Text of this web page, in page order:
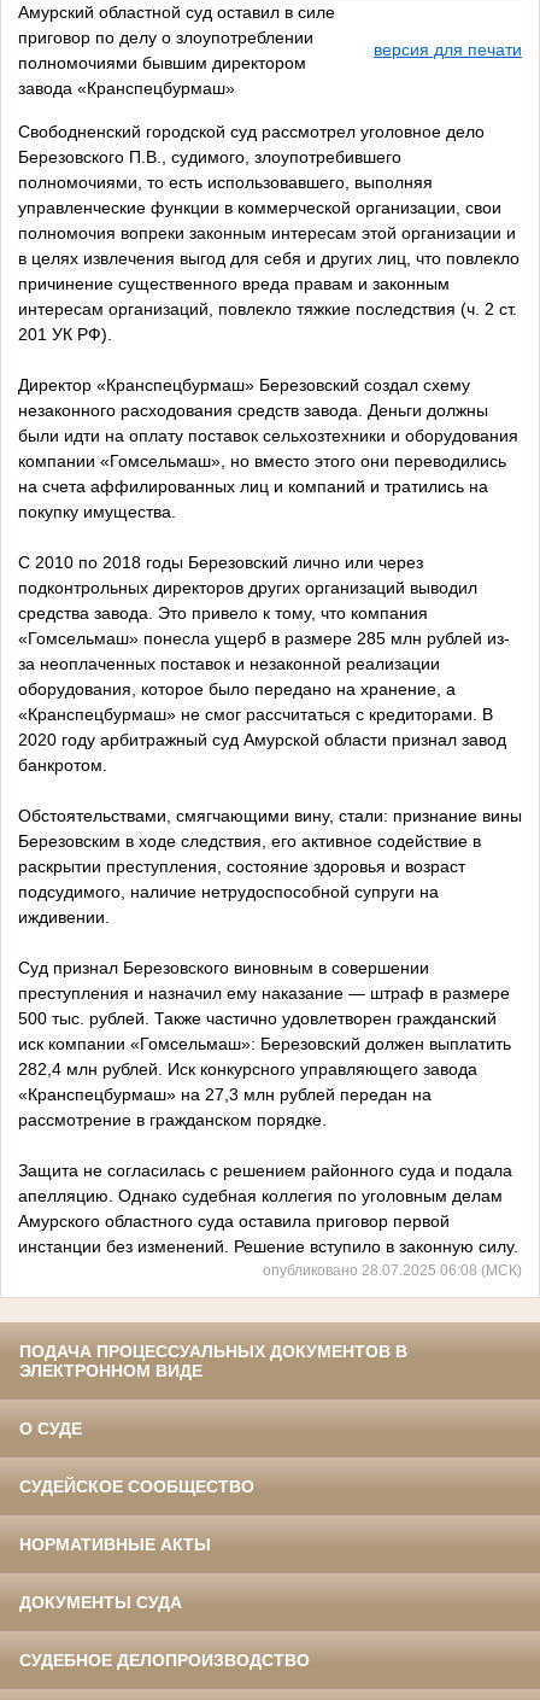
Амурский областной суд оставил в силе
приговор по делу о злоупотреблении
полномочиями бывшим директором
завода «Кранспецбурмаш»
версия для печати
Свободненский городской суд рассмотрел уголовное дело
Березовского П.В., судимого, злоупотребившего
полномочиями, то есть использовавшего, выполняя
управленческие функции в коммерческой организации, свои
полномочия вопреки законным интересам этой организации и
в целях извлечения выгод для себя и других лиц, что повлекло
причинение существенного вреда правам и законным
интересам организаций, повлекло тяжкие последствия (ч. 2 ст.
201 УК РФ).
Директор «Кранспецбурмаш» Березовский создал схему
незаконного расходования средств завода. Деньги должны
были идти на оплату поставок сельхозтехники и оборудования
компании «Гомсельмаш», но вместо этого они переводились
на счета аффилированных лиц и компаний и тратились на
покупку имущества.
С 2010 по 2018 годы Березовский лично или через
подконтрольных директоров других организаций выводил
средства завода. Это привело к тому, что компания
«Гомсельмаш» понесла ущерб в размере 285 млн рублей из-
за неоплаченных поставок и незаконной реализации
оборудования, которое было передано на хранение, а
«Кранспецбурмаш» не смог рассчитаться с кредиторами. В
2020 году арбитражный суд Амурской области признал завод
банкротом.
Обстоятельствами, смягчающими вину, стали: признание вины
Березовским в ходе следствия, его активное содействие в
раскрытии преступления, состояние здоровья и возраст
подсудимого, наличие нетрудоспособной супруги на
иждивении.
Суд признал Березовского виновным в совершении
преступления и назначил ему наказание — штраф в размере
500 тыс. рублей. Также частично удовлетворен гражданский
иск компании «Гомсельмаш»: Березовский должен выплатить
282,4 млн рублей. Иск конкурсного управляющего завода
«Кранспецбурмаш» на 27,3 млн рублей передан на
рассмотрение в гражданском порядке.
Защита не согласилась с решением районного суда и подала
апелляцию. Однако судебная коллегия по уголовным делам
Амурского областного суда оставила приговор первой
инстанции без изменений. Решение вступило в законную силу.
опубликовано 28.07.2025 06:08 (МСК)
ПОДАЧА ПРОЦЕССУАЛЬНЫХ ДОКУМЕНТОВ В
ЭЛЕКТРОННОМ ВИДЕ
О СУДЕ
СУДЕЙСКОЕ СООБЩЕСТВО
НОРМАТИВНЫЕ АКТЫ
ДОКУМЕНТЫ СУДА
СУДЕБНОЕ ДЕЛОПРОИЗВОДСТВО